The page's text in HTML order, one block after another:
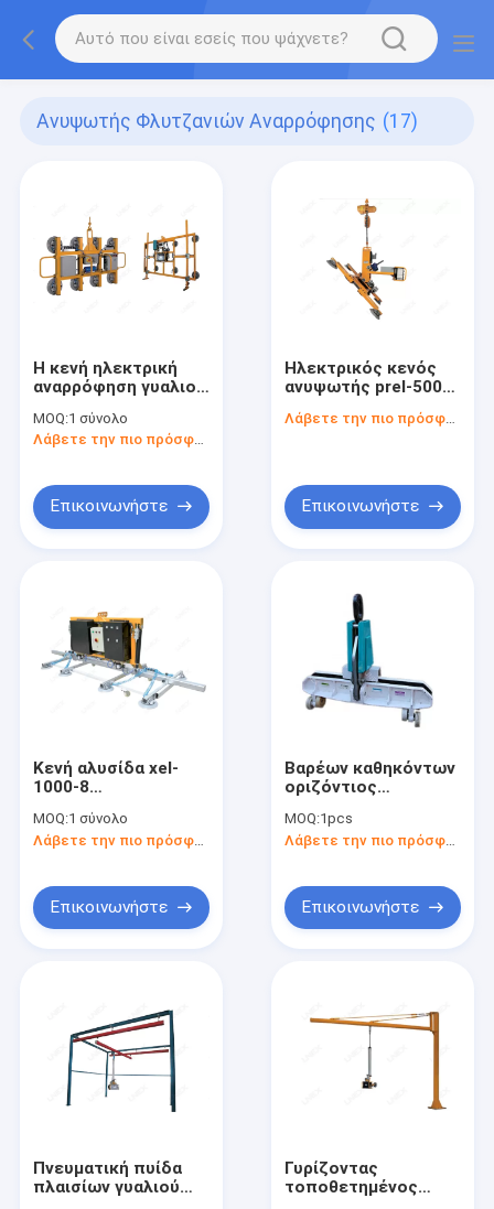
Ανυψωτής Φλυτζανιών Αναρρόφησης (17)
Η κενή ηλεκτρική
αναρρόφηση γυαλιού
φέρνοντας ανυψωτή
PL-500-8 PL-1000-8
MOQ:1 σύνολο
Λάβετε την πιο πρόσφατη τιμή
Επικοινωνήστε
Ηλεκτρικός κενός
ανυψωτής prel-500-
φλυτζανιών
Λάβετε την πιο πρόσφατη τιμή
Επικοινωνήστε
Κενή αλυσίδα xel-
1000-8
ανυψωτών 1000kg
φλυτζανιών
MOQ:1 σύνολο
Λάβετε την πιο πρόσφατη τιμή
Επικοινωνήστε
Βαρέων καθηκόντων
οριζόντιος
σφιγκτήρας γυαλιού
1000KG ιταλικός LC
MOQ:1pcs
Επικοινωνήστε
Πνευματική πυίδα
πλαισίων γυαλιού
Γυρίζοντας
τοποθετημένος